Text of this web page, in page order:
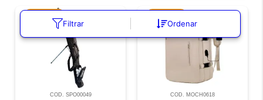
Filtrar Ordenar
COD. SPO00049 COD. MOCH0618